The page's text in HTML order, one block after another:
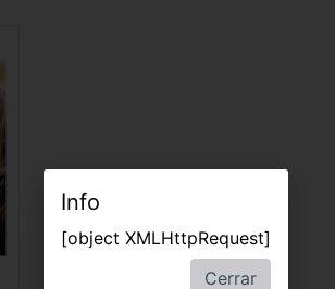
Info
[object XMLHttpRequest]
Cerrar